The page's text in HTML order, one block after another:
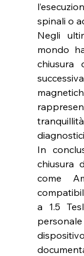
spinali o
Negli
mondo
In
chiusura
come
a 1.5